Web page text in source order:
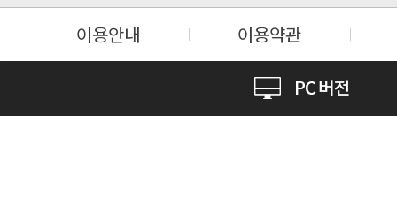
이용안내 이용약관